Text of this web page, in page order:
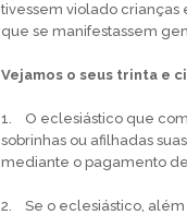
tivessem violado crianças
que se manifestassem
Vejamos o seus trinta e
1. O eclesiástico que
sobrinhas ou afilhadas
mediante o pagamento de
2. Se o eclesiástico,